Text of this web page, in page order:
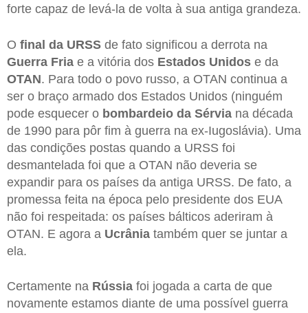
forte capaz de levá-la de volta à sua antiga grandeza.
O final da URSS de fato significou a derrota na
Guerra Fria e a vitória dos Estados Unidos e da
OTAN. Para todo o povo russo, a OTAN continua a
ser o braço armado dos Estados Unidos (ninguém
pode esquecer o bombardeio da Sérvia na década
de 1990 para pôr fim à guerra na ex-Iugoslávia). Uma
das condições postas quando a URSS foi
desmantelada foi que a OTAN não deveria se
expandir para os países da antiga URSS. De fato, a
promessa feita na época pelo presidente dos EUA
não foi respeitada: os países bálticos aderiram à
OTAN. E agora a Ucrânia também quer se juntar a
ela.
Certamente na Rússia foi jogada a carta de que
novamente estamos diante de uma possível guerra